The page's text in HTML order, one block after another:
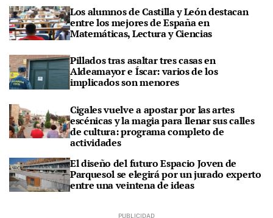
Los alumnos de Castilla y León destacan
entre los mejores de España en
Matemáticas, Lectura y Ciencias
Pillados tras asaltar tres casas en
Aldeamayor e Íscar: varios de los
implicados son menores
Cigales vuelve a apostar por las artes
escénicas y la magia para llenar sus calles
de cultura: programa completo de
actividades
El diseño del futuro Espacio Joven de
Parquesol se elegirá por un jurado experto
entre una veintena de ideas